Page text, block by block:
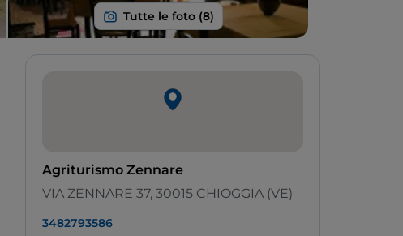
Agriturismo Zennare
VIA ZENNARE 37, 30015 CHIOGGIA (VE)
3482793586